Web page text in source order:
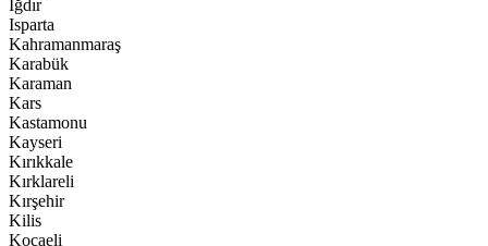
Iğdır
Isparta
Kahramanmaraş
Karabük
Karaman
Kars
Kastamonu
Kayseri
Kırıkkale
Kırklareli
Kırşehir
Kilis
Kocaeli